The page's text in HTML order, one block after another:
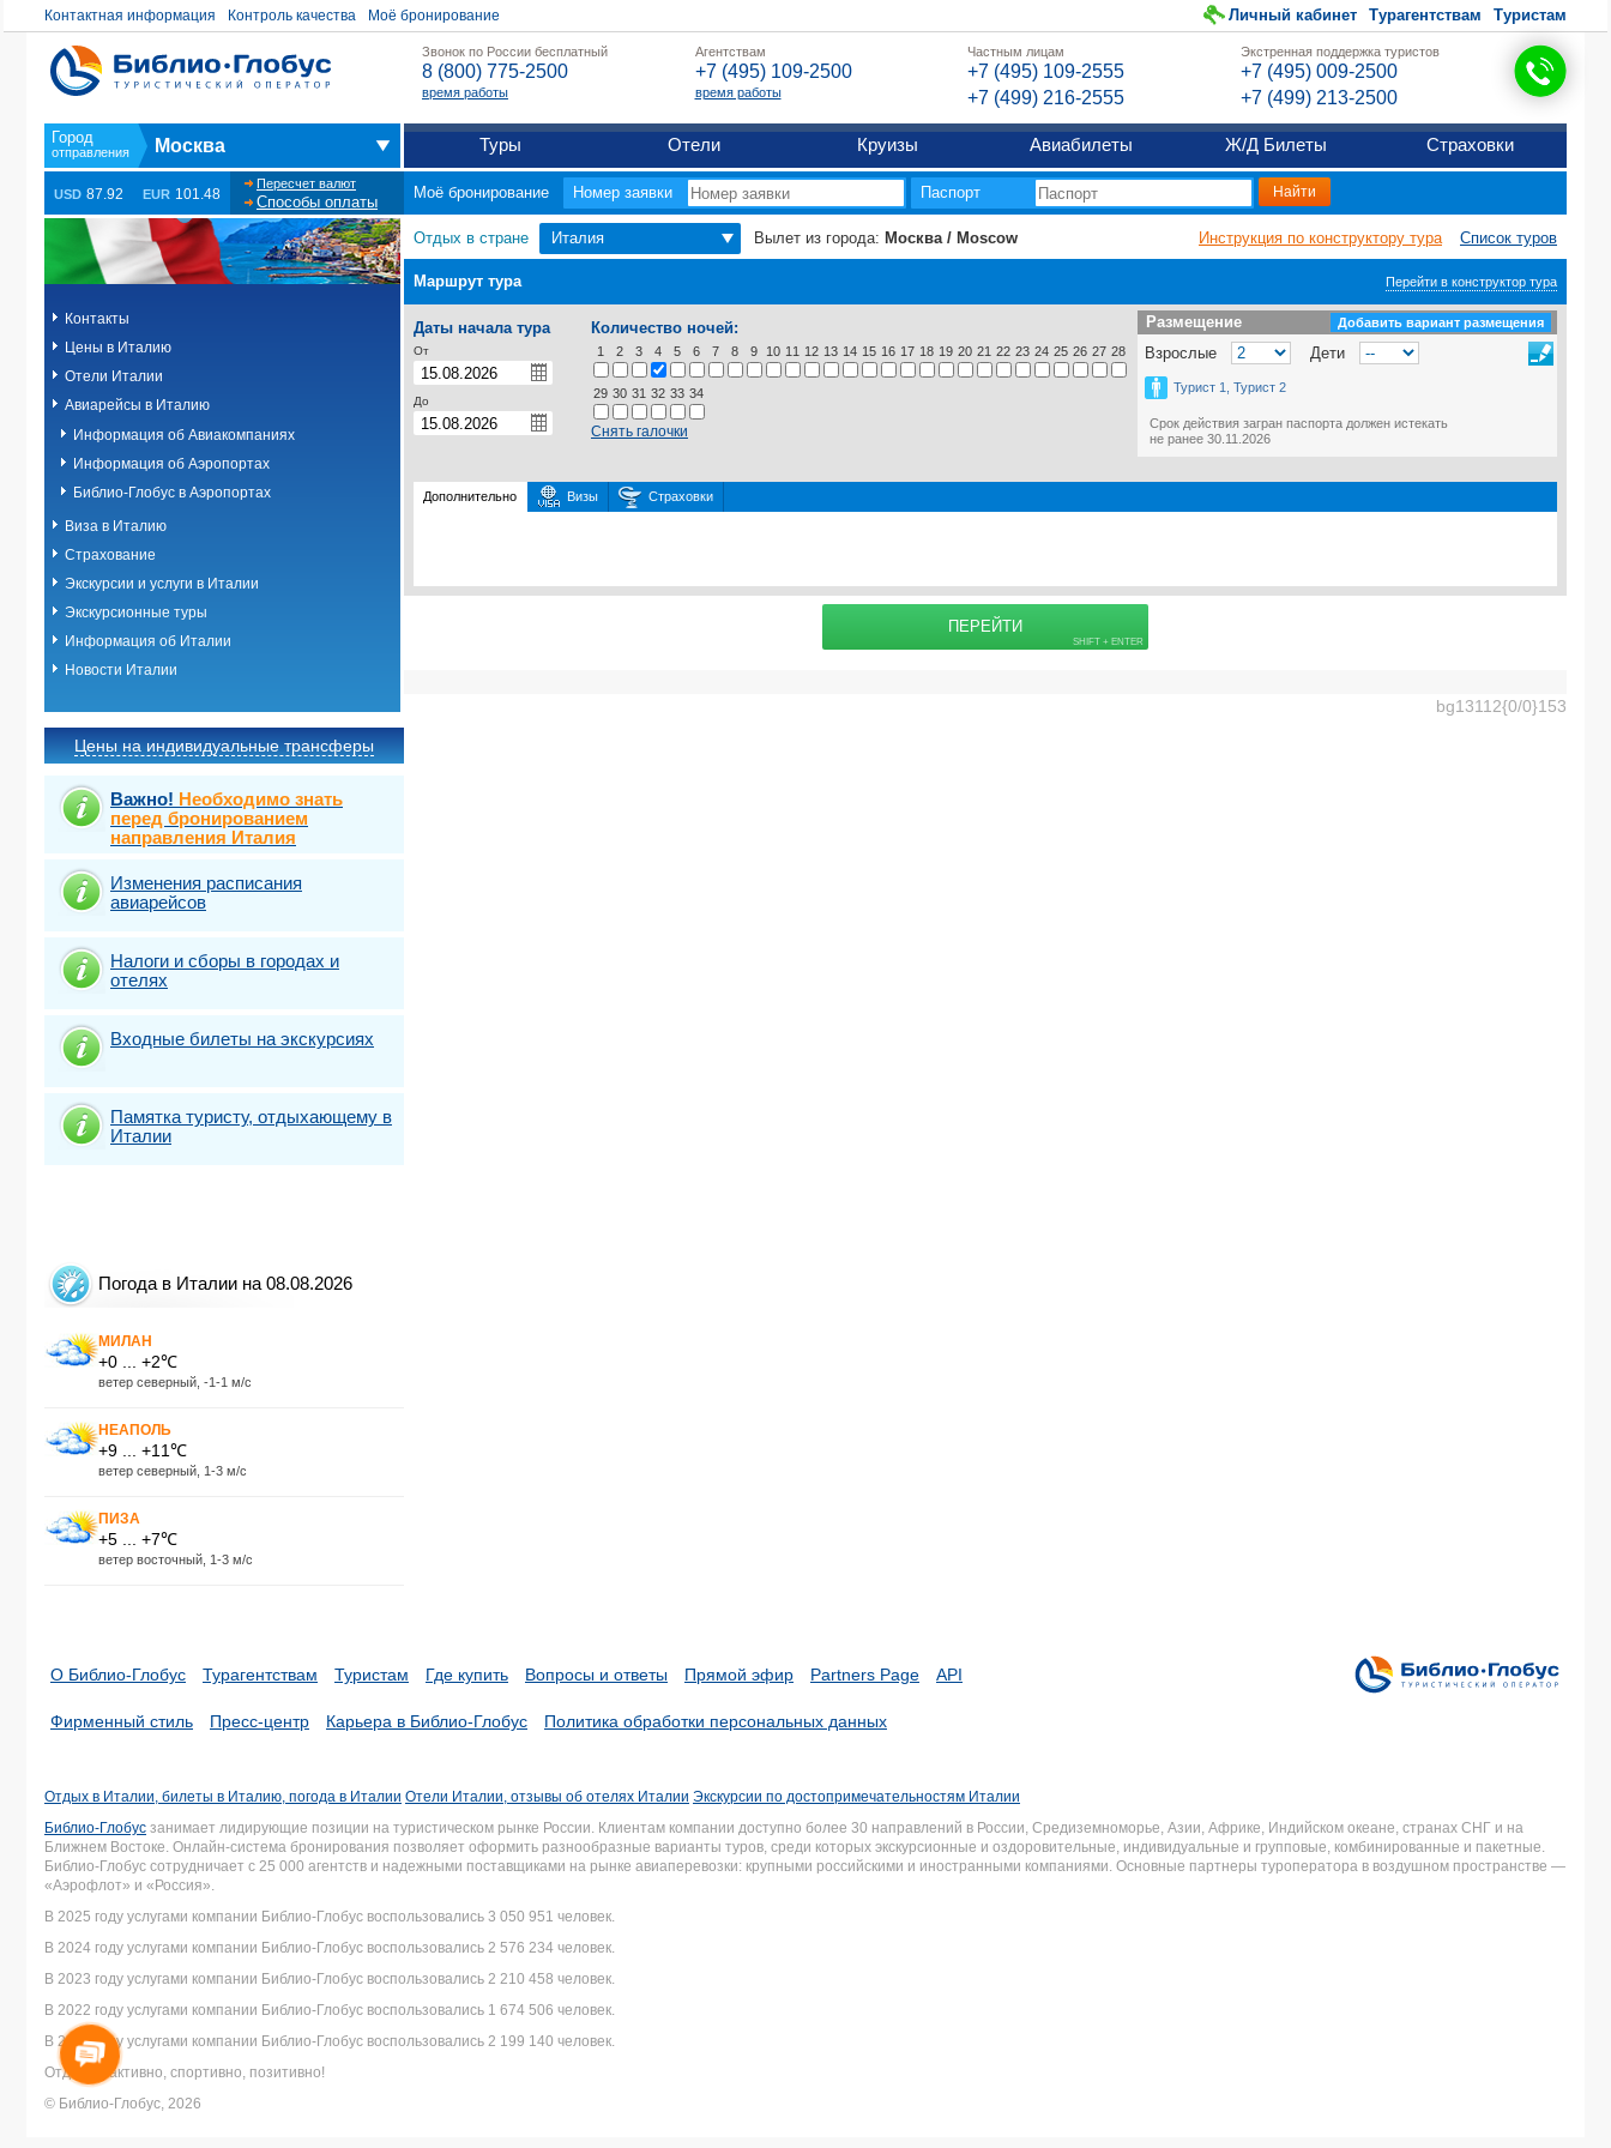
Контактная информация Контроль качества Моё бронирование Личный кабинет Турагентствам Туристам
Звонок по России бесплатный
8 (800) 775-2500
время работы
Агентствам
+7 (495) 109-2500
время работы
Частным лицам
+7 (495) 109-2555
+7 (499) 216-2555
Экстренная поддержка туристов
+7 (495) 009-2500
+7 (499) 213-2500
Москва Туры Отели Круизы Авиабилеты Ж/Д Билеты Страховки
USD 87.92 EUR 101.48
Пересчет валют
Способы оплаты
Моё бронирование Номер заявки Паспорт
Контакты
Цены в Италию
Отели Италии
Авиарейсы в Италию
Информация об Авиакомпаниях
Информация об Аэропортах
Библио-Глобус в Аэропортах
Виза в Италию
Страхование
Экскурсии и услуги в Италии
Экскурсионные туры
Информация об Италии
Новости Италии
Цены на индивидуальные трансферы
Важно! Необходимо знать
перед бронированием
направления Италия
Изменения расписания
авиарейсов
Налоги и сборы в городах и
отелях
Входные билеты на экскурсиях
Памятка туристу, отдыхающему в
Италии
Погода в Италии на 08.08.2026
МИЛАН
+0 ... +2℃
ветер северный, -1-1 м/с
НЕАПОЛЬ
+9 ... +11℃
ветер северный, 1-3 м/с
ПИЗА
+5 ... +7℃
ветер восточный, 1-3 м/с
Отдых в стране Италия Вылет из города: Москва / Moscow Инструкция по конструктору тура Список туров
Маршрут тура Перейти в конструктор тура
Даты начала тура
От
До
Размещение
Размещение Добавить вариант размещения
Взрослые Дети
Турист 1, Турист 2
Срок действия загран паспорта должен истекать
не ранее 30.11.2026
Количество ночей:
1 2 3 4 5 6 7 8 9 10 11 12 13 14 15 16 17 18 19 20 21 22 23 24 25 26 27 28
29 30 31 32 33 34
Снять галочки
Дополнительно Визы Страховки
ПЕРЕЙТИ
bg13112{0/0}153
О Библио-Глобус Турагентствам Туристам Где купить Вопросы и ответы Прямой эфир Partners Page API
Фирменный стиль Пресс-центр Карьера в Библио-Глобус Политика обработки персональных данных
Отдых в Италии, билеты в Италию, погода в Италии Отели Италии, отзывы об отелях Италии Экскурсии по достопримечательностям Италии
Библио-Глобус занимает лидирующие позиции на туристическом рынке России. Клиентам компании доступно более 30 направлений в России, Средиземноморье, Азии, Африке, Индийском океане, странах СНГ и на
Ближнем Востоке. Онлайн-система бронирования позволяет оформить разнообразные варианты туров, среди которых экскурсионные и оздоровительные, индивидуальные и групповые, комбинированные и пакетные.
Библио-Глобус сотрудничает с 25 000 агентств и надежными поставщиками на рынке авиаперевозки: крупными российскими и иностранными компаниями. Основные партнеры туроператора в воздушном пространстве —
«Аэрофлот» и «Россия».
В 2025 году услугами компании Библио-Глобус воспользовались 3 050 951 человек.
В 2024 году услугами компании Библио-Глобус воспользовались 2 576 234 человек.
В 2023 году услугами компании Библио-Глобус воспользовались 2 210 458 человек.
В 2022 году услугами компании Библио-Глобус воспользовались 1 674 506 человек.
В 2021 году услугами компании Библио-Глобус воспользовались 2 199 140 человек.
Отдыхай активно, спортивно, позитивно!
© Библио-Глобус, 2026